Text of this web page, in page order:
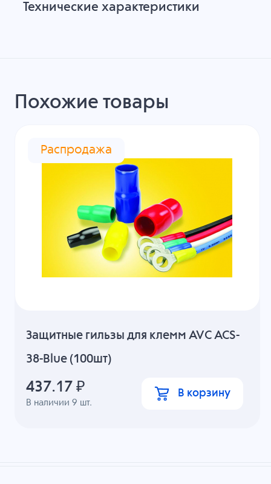
Технические характеристики
Похожие товары
Распродажа
Защитные гильзы для клемм AVC ACS-
38-Blue (100шт)
В наличии9 шт.
437.17 ₽ В корзину